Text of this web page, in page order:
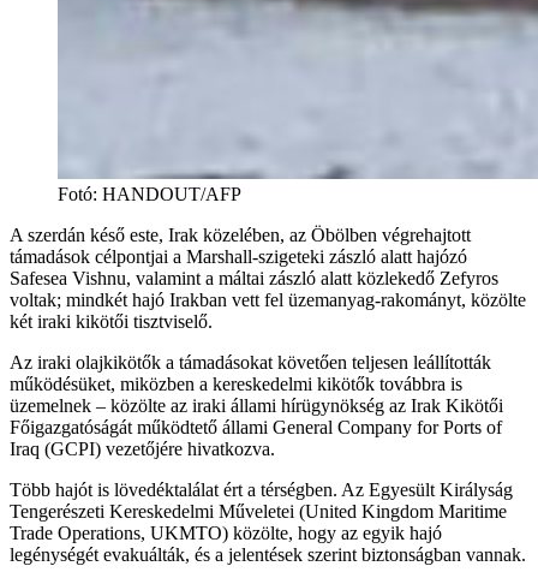
Fotó: HANDOUT/AFP
A szerdán késő este, Irak közelében, az Öbölben végrehajtott
támadások célpontjai a Marshall-szigeteki zászló alatt hajózó
Safesea Vishnu, valamint a máltai zászló alatt közlekedő Zefyros
voltak; mindkét hajó Irakban vett fel üzemanyag-rakományt, közölte
két iraki kikötői tisztviselő.
Az iraki olajkikötők a támadásokat követően teljesen leállították
működésüket, miközben a kereskedelmi kikötők továbbra is
üzemelnek – közölte az iraki állami hírügynökség az Irak Kikötői
Főigazgatóságát működtető állami General Company for Ports of
Iraq (GCPI) vezetőjére hivatkozva.
Több hajót is lövedéktalálat ért a térségben. Az Egyesült Királyság
Tengerészeti Kereskedelmi Műveletei (United Kingdom Maritime
Trade Operations, UKMTO) közölte, hogy az egyik hajó
legénységét evakuálták, és a jelentések szerint biztonságban vannak.